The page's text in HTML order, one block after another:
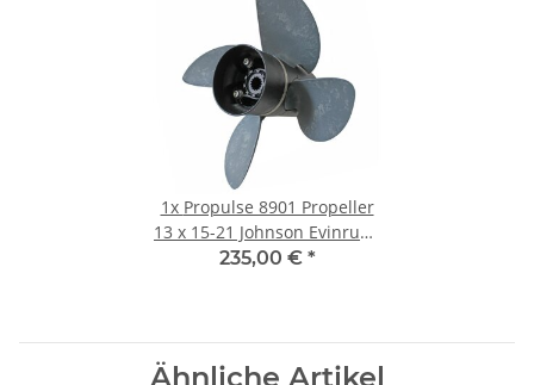
1x Propulse 8901 Propeller
13 x 15-21 Johnson Evinrude
Suzuki OMC 40-150PS 13
235,00 € *
Ähnliche Artikel